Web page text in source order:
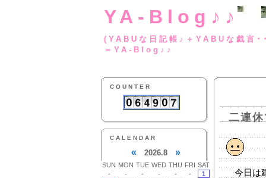
YA-Blog♪♪
(YABUな日記帳♪
＝YA-Blog♪♪
COUNTER
CALENDAR
« 2026.8 »
SUN MON TUE WED THU FRI SAT
-
- - - - -
1
二連
今日は